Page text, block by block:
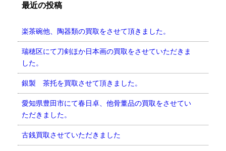
最近の投稿
楽茶碗他、陶器類の買取をさせて頂きました。
瑞穂区にて刀剣ほか日本画の買取をさせていただきま
した。
銀製 茶托を買取させて頂きました。
愛知県豊田市にて春日卓、他骨董品の買取をさせてい
ただきました。
古銭買取させていただきました